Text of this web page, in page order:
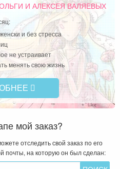
И АЛЕКСЕЯ ВАЛЯЕВЫХ
и без стресса
не устраивает
менять свою жизнь
мой заказ?
отследить свой заказ по его
почты, на которую он был сделан: